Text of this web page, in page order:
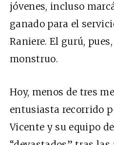
jóvenes, incluso
ganado para el
Raniere. El gurú,
monstruo.
Hoy, menos de tres
entusiasta recorrido
Vicente y su equipo